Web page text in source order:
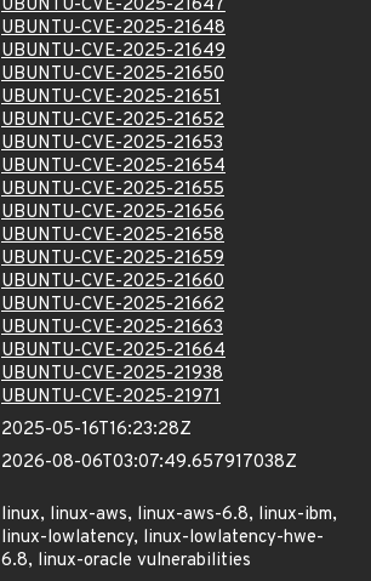
UBUNTU-CVE-2025-21647
UBUNTU-CVE-2025-21648
UBUNTU-CVE-2025-21649
UBUNTU-CVE-2025-21650
UBUNTU-CVE-2025-21651
UBUNTU-CVE-2025-21652
UBUNTU-CVE-2025-21653
UBUNTU-CVE-2025-21654
UBUNTU-CVE-2025-21655
UBUNTU-CVE-2025-21656
UBUNTU-CVE-2025-21658
UBUNTU-CVE-2025-21659
UBUNTU-CVE-2025-21660
UBUNTU-CVE-2025-21662
UBUNTU-CVE-2025-21663
UBUNTU-CVE-2025-21664
UBUNTU-CVE-2025-21938
UBUNTU-CVE-2025-21971
2025-05-16T16:23:28Z
2026-08-06T03:07:49.657917038Z
linux, linux-aws, linux-aws-6.8, linux-ibm,
linux-lowlatency, linux-lowlatency-hwe-
6.8, linux-oracle vulnerabilities